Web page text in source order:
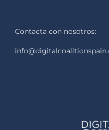
Contacta con nosotros: